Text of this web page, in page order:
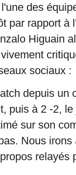
des
par rapport à
Higuain
sociaux :
depuis un
puis à 2 -2,
sur son
Nous
relayés